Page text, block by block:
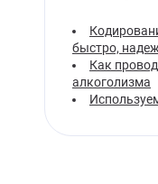
быстро,
Как
алкоголизма